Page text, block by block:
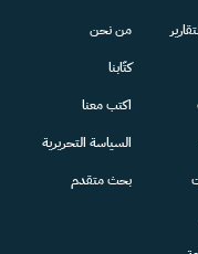
من نحن
كتّابنا
اكتب معنا
السياسة التحريرية
بحث متقدم